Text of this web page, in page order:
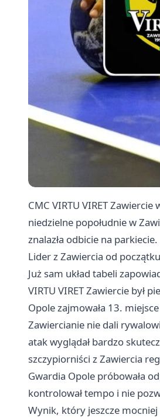
CMC VIRTU VIRET Zawiercie
niedzielne popołudnie w
znalazła odbicie na parkiecie.
Lider z Zawiercia od
Już sam układ tabeli
VIRTU VIRET Zawiercie był
Opole zajmowała 13.
Zawiercianie nie dali
atak wyglądał bardzo
szczypiorniści z Zawiercia
Gwardia Opole próbowała
kontrolował tempo i nie
Wynik, który jeszcze mocniej